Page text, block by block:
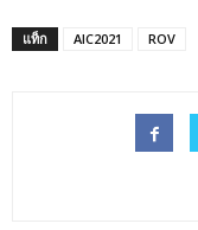
แท็ก AIC2021 ROV